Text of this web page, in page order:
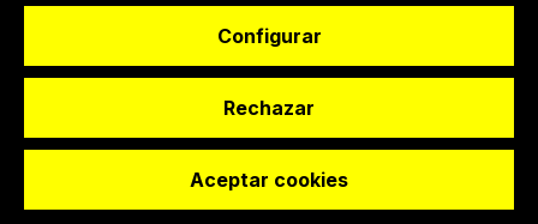
Solicitar reserva
© Dashboard Technologies S.L
Configurar
Rechazar
Aceptar cookies